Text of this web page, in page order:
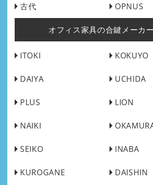
古代 OPNUS
オフィス家具の合鍵メーカ
ITOKI KOKUYO
DAIYA UCHIDA
PLUS LION
NAIKI
SEIKO INABA
KUROGANE DAISHIN